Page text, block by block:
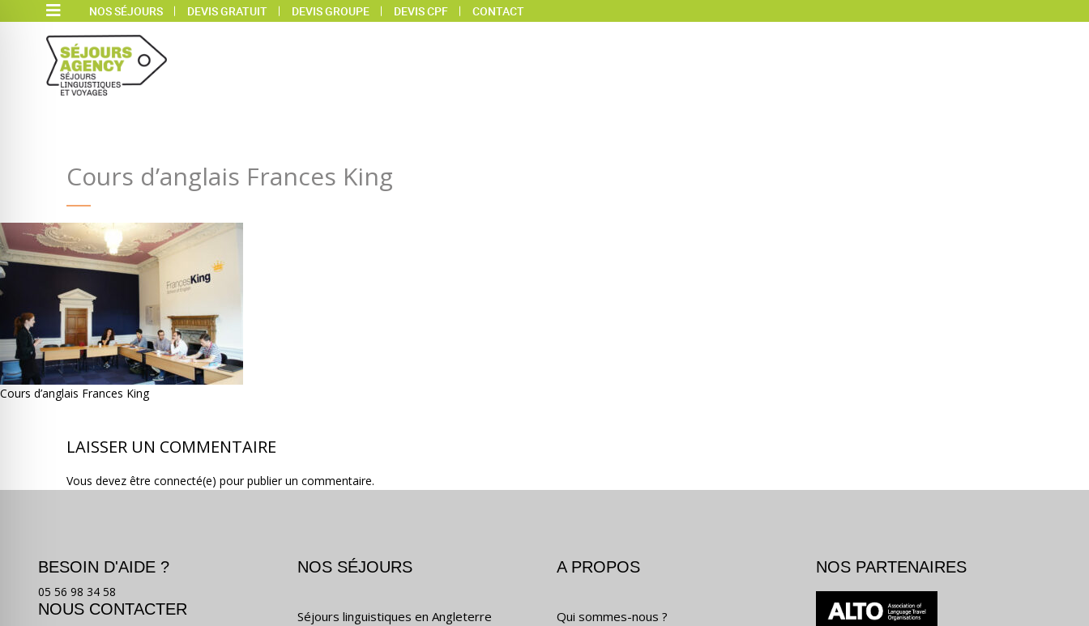
NOS SÉJOURS DEVIS GRATUIT DEVIS GROUPE DEVIS CPF CONTACT
Cours d’anglais Frances King
Cours d’anglais Frances King
LAISSER UN COMMENTAIRE
Vous devez être connecté(e) pour publier un commentaire.
BESOIN D'AIDE ?
05 56 98 34 58
NOUS CONTACTER
NOS SÉJOURS
Séjours linguistiques en Angleterre
A PROPOS
Qui sommes-nous ?
NOS PARTENAIRES